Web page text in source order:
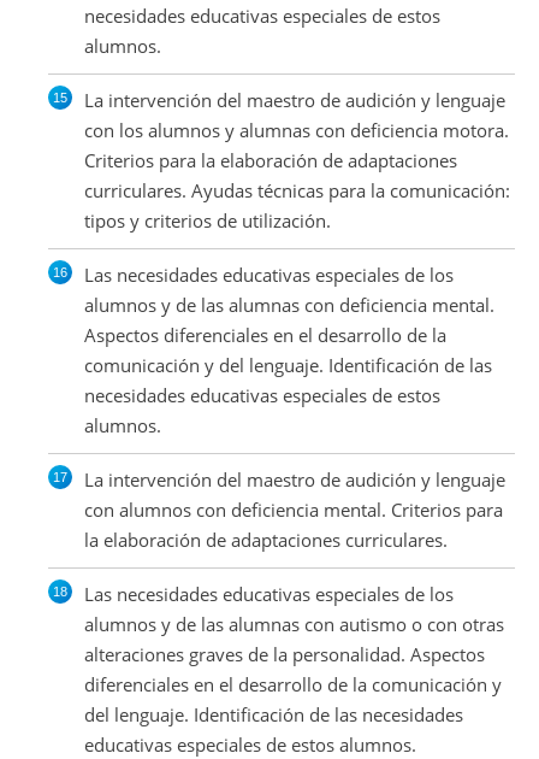
necesidades educativas especiales de estos
alumnos.
La intervención del maestro de audición y lenguaje
con los alumnos y alumnas con deficiencia motora.
Criterios para la elaboración de adaptaciones
curriculares. Ayudas técnicas para la comunicación:
tipos y criterios de utilización.
Las necesidades educativas especiales de los
alumnos y de las alumnas con deficiencia mental.
Aspectos diferenciales en el desarrollo de la
comunicación y del lenguaje. Identificación de las
necesidades educativas especiales de estos
alumnos.
La intervención del maestro de audición y lenguaje
con alumnos con deficiencia mental. Criterios para
la elaboración de adaptaciones curriculares.
Las necesidades educativas especiales de los
alumnos y de las alumnas con autismo o con otras
alteraciones graves de la personalidad. Aspectos
diferenciales en el desarrollo de la comunicación y
del lenguaje. Identificación de las necesidades
educativas especiales de estos alumnos.